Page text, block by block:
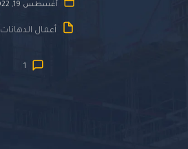
أغسطس 19, 2022
أعمال الدهانات